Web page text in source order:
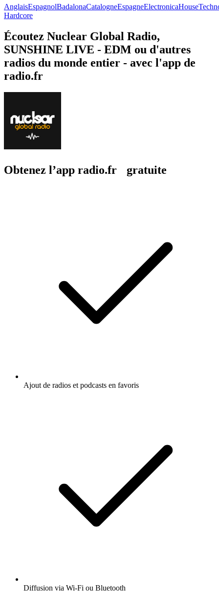
AnglaisEspagnolBadalonaCatalogneEspagneElectronicaHouse
Hardcore
Écoutez Nuclear Global Radio,
SUNSHINE LIVE - EDM ou d'autres
radios du monde entier - avec l'app de
radio.fr
Obtenez l’app radio.fr gratuite
Ajout de radios et podcasts en favoris
Diffusion via Wi-Fi ou Bluetooth